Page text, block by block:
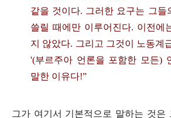
같을 것이다. 그러한 요구는 그들
쓸릴 때에만 이루어진다. 이전에
지 않았다. 그리고 그것이 노동계
'(부르주아 언론을 포함한 모든)
말한 이유다!”
그가 여기서 기본적으로 말하는 것은